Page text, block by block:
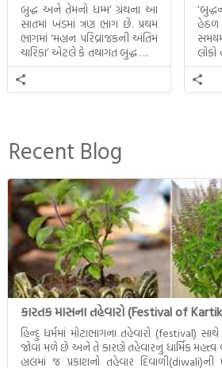
બુદ્ધ અને તેમનો ધમ્મ’ ગ્રંથના આ
સાતમાં ખંડમાં ત્રણ ભાગ છે. પ્રથમ
ભાગમાં ‘મહાન પરિવ્રાજકની અંતિમ
ચારિકા’ એટલે કે તથાગત બુદ્ધ સાથે
સતત પરિભ્રમણ કરતા સહચારીઓ
સાથે ફરી એકવારની
મુલાકાત, બીજા ભાગમાં તથાગતે
ઉત્તરાધિકારી તરીકે સ્થાપે છે તે
દૃશ્યો અંકિત થયાં છે. ટૂંકમાં બુદ્ધનાં
જીવનના અંતિમ દિવસોની યાત્રાનો
પરિપાક જોવા મળે […]
Recent Blog
કારતક માસના તહેવારો (Festival of
હિન્દુ ધર્મમાં મોટાભાગના તહેવારો (festival)
જોવા મળે છે અને તે કારણે તહેવારનું ધાર્મિક
હાલમાં જ પ્રકાશનો તહેવાર